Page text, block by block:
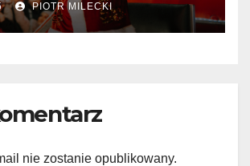
PIOTR MILECKI
nie zostanie opublikowany.